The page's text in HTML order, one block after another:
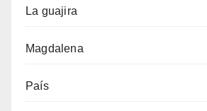
La guajira
Magdalena
País